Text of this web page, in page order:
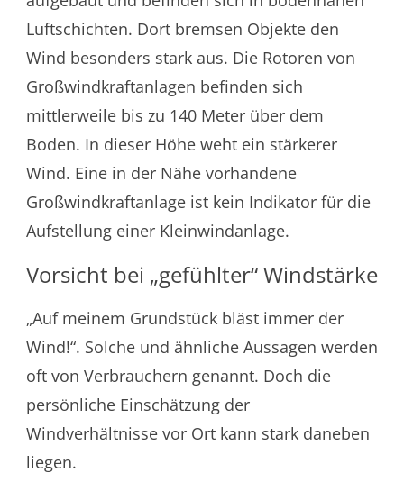
Luftschichten. Dort bremsen Objekte den
Wind besonders stark aus. Die Rotoren von
Großwindkraftanlagen befinden sich
mittlerweile bis zu 140 Meter über dem
Boden. In dieser Höhe weht ein stärkerer
Wind. Eine in der Nähe vorhandene
Großwindkraftanlage ist kein Indikator für die
Aufstellung einer Kleinwindanlage.
Vorsicht bei „gefühlter“ Windstärke
„Auf meinem Grundstück bläst immer der
Wind!“. Solche und ähnliche Aussagen werden
oft von Verbrauchern genannt. Doch die
persönliche Einschätzung der
Windverhältnisse vor Ort kann stark daneben
liegen.